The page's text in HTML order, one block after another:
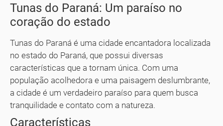
Tunas do Paraná: Um paraíso no
coração do estado
Tunas do Paraná é uma cidade encantadora localizada
no estado do Paraná, que possui diversas
características que a tornam única. Com uma
população acolhedora e uma paisagem deslumbrante,
a cidade é um verdadeiro paraíso para quem busca
tranquilidade e contato com a natureza.
Características